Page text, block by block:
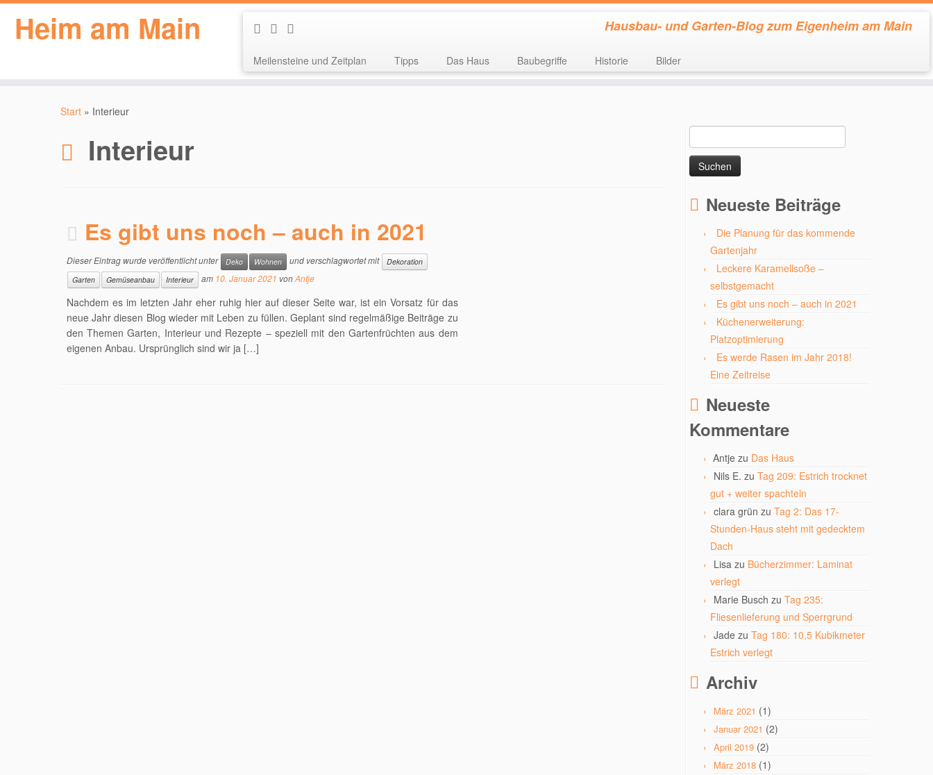
Heim am Main Hausbau- und Garten-Blog zum Eigenheim am Main
Meilensteine und Zeitplan Tipps Das Haus Baubegriffe Historie Bilder
Start » Interieur
Interieur
Es gibt uns noch – auch in 2021
Dieser Eintrag wurde veröffentlicht unter Deko Wohnen und verschlagwortet mit
Dekoration
Garten
Gemüseanbau Interieur am 10. Januar 2021 vonAntje
Nachdem es im letzten Jahr eher ruhig hier auf dieser Seite war, ist ein Vorsatz für das
neue Jahr diesen Blog wieder mit Leben zu füllen. Geplant sind regelmäßige Beiträge zu
den Themen Garten, Interieur und Rezepte – speziell mit den Gartenfrüchten aus dem
eigenen Anbau. Ursprünglich sind wir ja […]
nach:
Neueste Beiträge
Die Planung für das kommende
Gartenjahr
Leckere Karamellsoße –
selbstgemacht
Es gibt uns noch – auch in 2021
Küchenerweiterung:
Platzoptimierung
Es werde Rasen im Jahr 2018!
Eine Zeitreise
Neueste
Kommentare
Antje zu Das Haus
Nils E. zu Tag 209: Estrich trocknet
gut + weiter spachteln
clara grün zu Tag 2: Das 17-
Stunden-Haus steht mit gedecktem
Dach
Lisa zu Bücherzimmer: Laminat
verlegt
Marie Busch zu Tag 235:
Fliesenlieferung und Sperrgrund
Jade zu Tag 180: 10,5 Kubikmeter
Estrich verlegt
Archiv
März 2021 (1)
Januar 2021 (2)
April 2019 (2)
März 2018 (1)